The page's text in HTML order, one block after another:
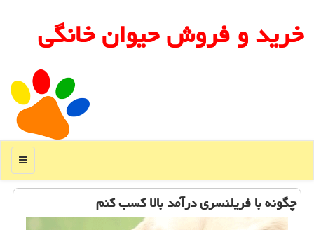
خرید و فروش حیوان خانگی
منو
چگونه با فریلنسری درآمد بالا كسب كنم